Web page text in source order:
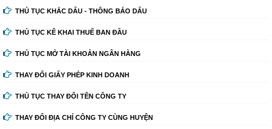
THỦ TỤC KHẮC DẤU - THÔNG BÁO DẤU
THỦ TỤC KÊ KHAI THUẾ BAN ĐẦU
THỦ TỤC MỞ TÀI KHOẢN NGÂN HÀNG
THAY ĐỔI GIẤY PHÉP KINH DOANH
THỦ TỤC THAY ĐỔI TÊN CÔNG TY
THAY ĐỔI ĐỊA CHỈ CÔNG TY CÙNG HUYỆN